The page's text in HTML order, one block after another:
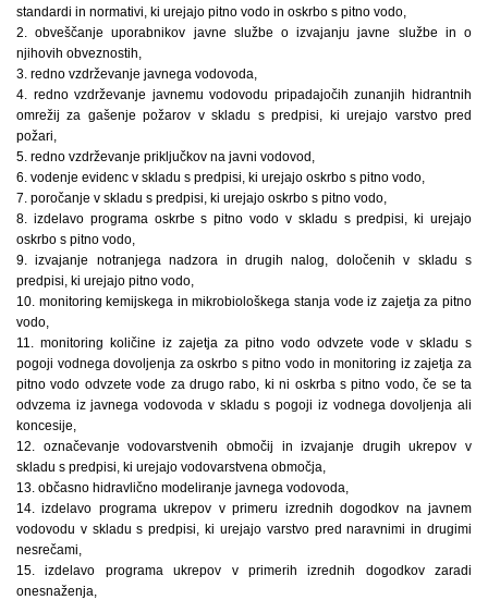
standardi in normativi, ki urejajo pitno vodo in oskrbo s pitno vodo,
2. obveščanje uporabnikov javne službe o izvajanju javne službe in o
njihovih obveznostih,
3. redno vzdrževanje javnega vodovoda,
4. redno vzdrževanje javnemu vodovodu pripadajočih zunanjih hidrantnih
omrežij za gašenje požarov v skladu s predpisi, ki urejajo varstvo pred
požari,
5. redno vzdrževanje priključkov na javni vodovod,
6. vodenje evidenc v skladu s predpisi, ki urejajo oskrbo s pitno vodo,
7. poročanje v skladu s predpisi, ki urejajo oskrbo s pitno vodo,
8. izdelavo programa oskrbe s pitno vodo v skladu s predpisi, ki urejajo
oskrbo s pitno vodo,
9. izvajanje notranjega nadzora in drugih nalog, določenih v skladu s
predpisi, ki urejajo pitno vodo,
10. monitoring kemijskega in mikrobiološkega stanja vode iz zajetja za pitno
vodo,
11. monitoring količine iz zajetja za pitno vodo odvzete vode v skladu s
pogoji vodnega dovoljenja za oskrbo s pitno vodo in monitoring iz zajetja za
pitno vodo odvzete vode za drugo rabo, ki ni oskrba s pitno vodo, če se ta
odvzema iz javnega vodovoda v skladu s pogoji iz vodnega dovoljenja ali
koncesije,
12. označevanje vodovarstvenih območij in izvajanje drugih ukrepov v
skladu s predpisi, ki urejajo vodovarstvena območja,
13. občasno hidravlično modeliranje javnega vodovoda,
14. izdelavo programa ukrepov v primeru izrednih dogodkov na javnem
vodovodu v skladu s predpisi, ki urejajo varstvo pred naravnimi in drugimi
nesrečami,
15. izdelavo programa ukrepov v primerih izrednih dogodkov zaradi
onesnaženja,